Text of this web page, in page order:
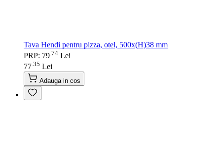
Tava Hendi pentru pizza, otel, 500x(H)38 mm
PRP: 79 74 Lei
77 35 Lei
Adauga in cos